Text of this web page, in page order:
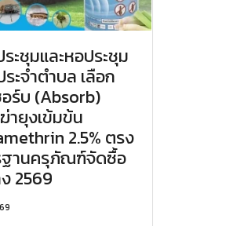
ะชุมและหอประชุม
ะจำตำบล เลือก
ร์บ (Absorb)
ายุงเข้มข้น
2.5% ตรง
านครุภัณฑ์จัดซื้อ
2569